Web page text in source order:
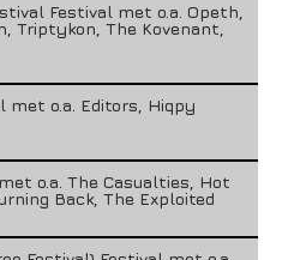
Festival met o.a. Opeth,
Triptykon, The Kovenant,
met o.a. Editors, Hiqpy
o.a. The Casualties, Hot
Back, The Exploited